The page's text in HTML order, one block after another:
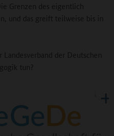
Grenzen des eigentlich
und das greift teilweise bis in
Landesverband der Deutschen
tun?